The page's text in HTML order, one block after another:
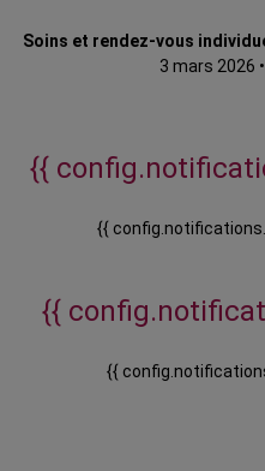
Soins et rendez-vous
3 mars 2026 •
{{
{{
{{
{{